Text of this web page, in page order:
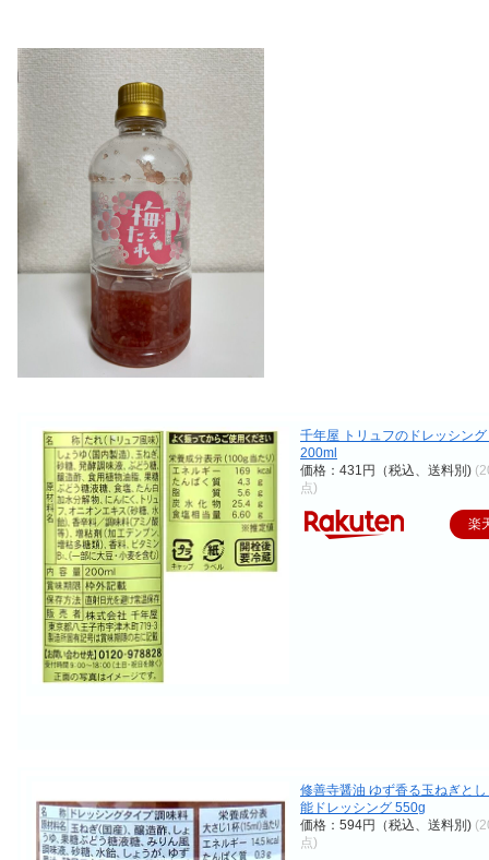
千年屋 トリュフのドレッシン
200ml
価格：431円（税込、送料別)
点)
楽
修善寺醤油 ゆず香る玉ねぎと
能ドレッシング 550g
価格：594円（税込、送料別)
点)